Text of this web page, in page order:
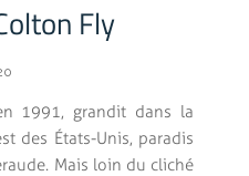
Fly
1991, grandit dans la
des États-Unis, paradis
Mais loin du cliché